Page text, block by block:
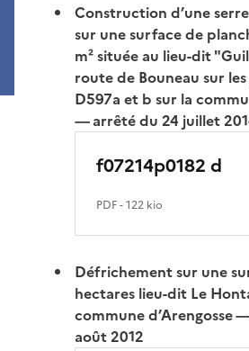
Construction d’une
sur une surface de
m² située au lieu-dit
route de Bouneau sur
D597a et b sur la
— arrêté du 24 juillet
f07214p0182 d
PDF- 122 kio
Défrichement sur une
hectares lieu-dit Le
commune d’Arengosse
août 2012